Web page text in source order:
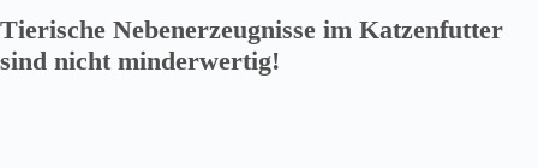
Tierische Nebenerzeugnisse im Katzenfutter
sind nicht minderwertig!